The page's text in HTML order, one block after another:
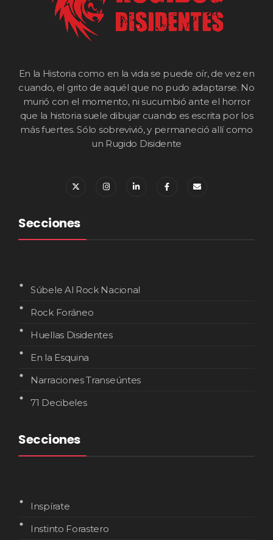
En la Historia como en la vida se puede oír, de vez en
cuando, el grito de aquél que no pudo adaptarse. No
murió con el momento, ni sucumbió ante el horror
que la historia suele dibujar cuando es escrita por los
más fuertes. Sólo sobrevivió, y permaneció allí como
un Rugido Disidente
Secciones
Súbele Al Rock Nacional
Rock Foráneo
Huellas Disidentes
En la Esquina
Narraciones Transeúntes
71 Decibeles
Secciones
Inspírate
Instinto Forastero